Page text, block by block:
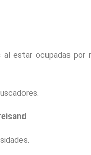
al estar ocupadas por
.